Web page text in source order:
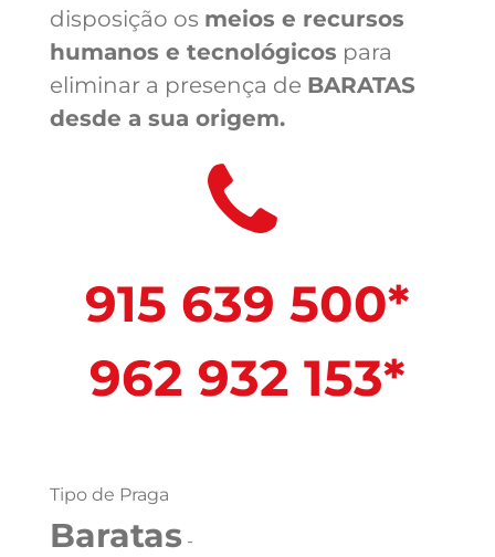
disposição os meios e recursos
humanos e tecnológicos para
eliminar a presença de BARATAS
desde a sua origem.
915 639 500*
962 932 153*
Tipo de Praga
Baratas -